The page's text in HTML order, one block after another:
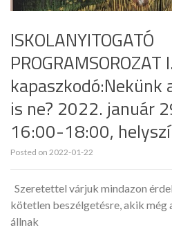
ISKOLANYITOGATÓ
kapaszkodó:Nekünk
is ne? 2022. január
16:00-18:00,
Posted on 2022-01-22
Szeretettel várjuk mindazon
kötetlen beszélgetésre, akik még
állnak